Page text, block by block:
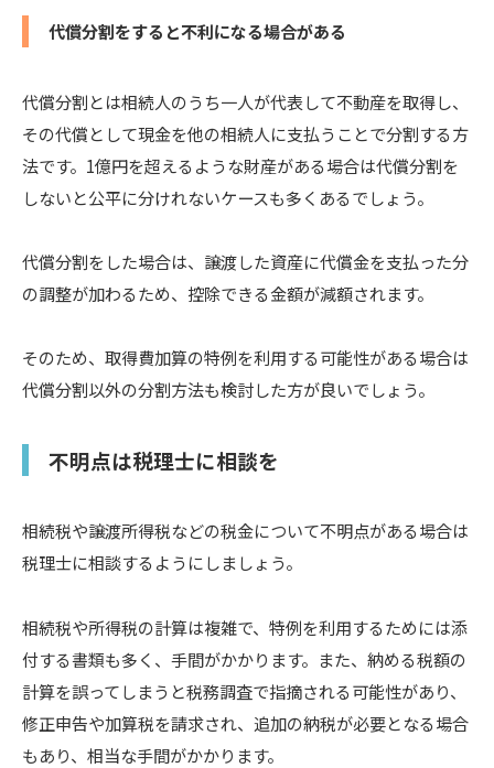
代償分割をすると不利になる場合がある
代償分割とは相続人のうち一人が代表して不動産を取得し、
その代償として現金を他の相続人に支払うことで分割する方
法です。1億円を超えるような財産がある場合は代償分割を
しないと公平に分けれないケースも多くあるでしょう。
代償分割をした場合は、譲渡した資産に代償金を支払った分
の調整が加わるため、控除できる金額が減額されます。
そのため、取得費加算の特例を利用する可能性がある場合は
代償分割以外の分割方法も検討した方が良いでしょう。
不明点は税理士に相談を
相続税や譲渡所得税などの税金について不明点がある場合は
税理士に相談するようにしましょう。
相続税や所得税の計算は複雑で、特例を利用するためには添
付する書類も多く、手間がかかります。また、納める税額の
計算を誤ってしまうと税務調査で指摘される可能性があり、
修正申告や加算税を請求され、追加の納税が必要となる場合
もあり、相当な手間がかかります。